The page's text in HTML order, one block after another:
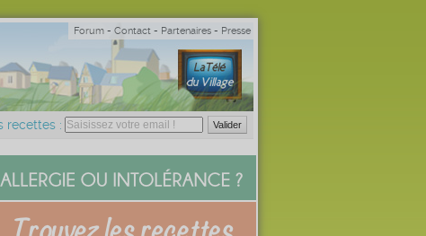
Forum - Contact - Partenaires - Presse
recettes :